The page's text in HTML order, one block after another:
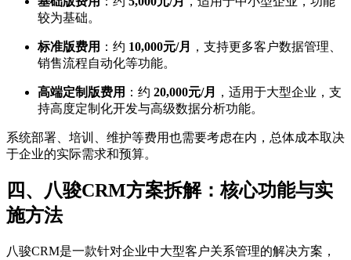
较为基础。
标准版费用 ：约 10,000元/月
，支持更多客户数据管理、
销售流程自动化等功能。
高端定制版费用 ：约 20,000元/月
，适用于大型企业，支
持高度定制化开发与高级数据分析功能。
系统部署、培训、维护等费用也需要考虑在内，总体成本取决
于企业的实际需求和预算。
四、八骏CRM方案拆解：核心功能与实
施方法
八骏CRM是一款针对企业中大型客户关系管理的解决方案，